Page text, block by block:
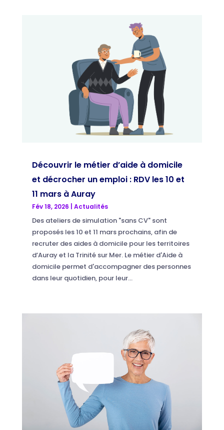
Découvrir le métier d’aide à domicile
et décrocher un emploi : RDV les 10 et
11 mars à Auray
Fév 18, 2026 Actualités
Des ateliers de simulation "sans CV" sont
proposés les 10 et 11 mars prochains, afin de
recruter des aides à domicile pour les territoires
d’Auray et la Trinité sur Mer. Le métier d'Aide à
domicile permet d'accompagner des personnes
dans leur quotidien, pour leur...